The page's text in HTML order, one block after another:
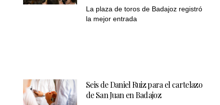
La plaza de toros de Badajoz registró
la mejor entrada
Seis de Daniel Ruiz para el cartelazo
de San Juan en Badajoz